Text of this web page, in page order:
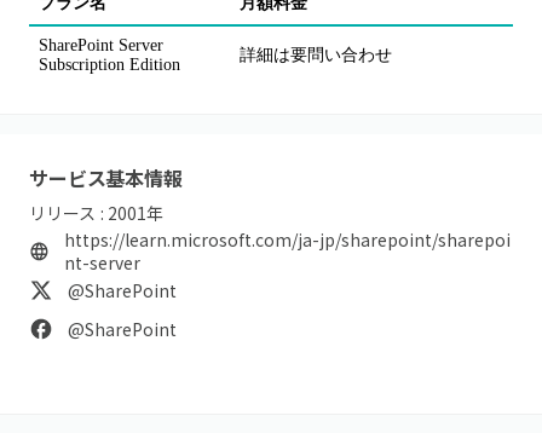
SharePoint Server
Subscription Edition
詳細は要問い合わせ
サービス基本情報
リリース : 2001年
https://learn.microsoft.com/ja-jp/sharepoint/sharepoi
nt-server
@SharePoint
@SharePoint